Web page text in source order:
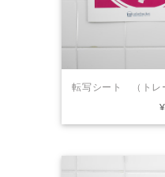
転写シート （トレ